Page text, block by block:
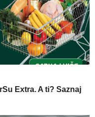
Extra. A ti? Saznaj